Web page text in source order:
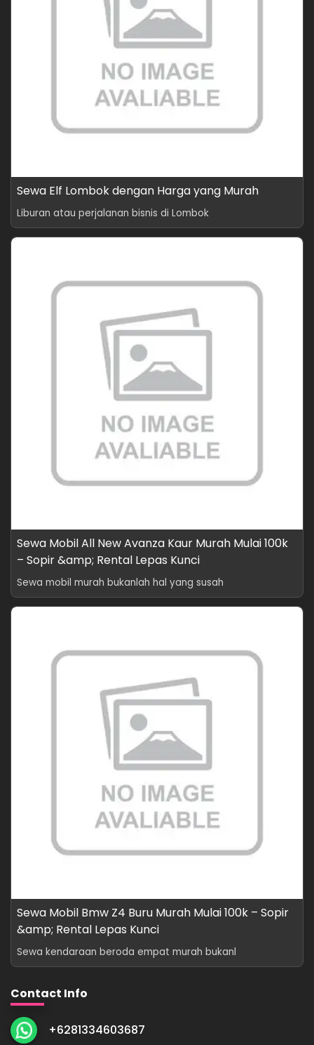
Sewa Elf Lombok dengan Harga yang Murah
Liburan atau perjalanan bisnis di Lombok
Sewa Mobil All New Avanza Kaur Murah Mulai 100k
– Sopir &amp; Rental Lepas Kunci
Sewa mobil murah bukanlah hal yang susah
Sewa Mobil Bmw Z4 Buru Murah Mulai 100k – Sopir
&amp; Rental Lepas Kunci
Sewa kendaraan beroda empat murah bukanl
Contact Info
+6281334603687